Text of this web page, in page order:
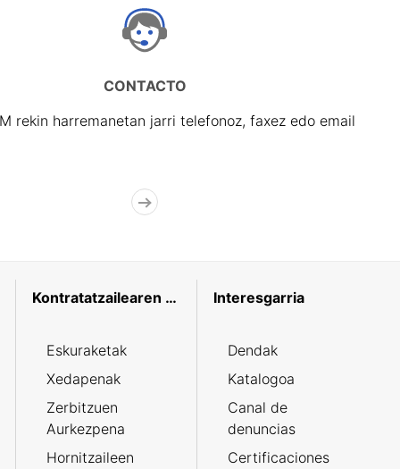
CONTACTO
rekin harremanetan jarri telefonoz, faxez edo email
Kontratatzailearen profila
Eskuraketak
Xedapenak
Zerbitzuen
Aurkezpena
Hornitzaileen
Interesgarria
Dendak
Katalogoa
Canal de
denuncias
Certificaciones